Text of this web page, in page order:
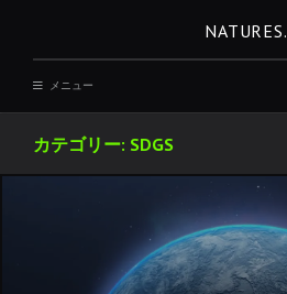
NATURES.
メニュー
カテゴリー: SDGS